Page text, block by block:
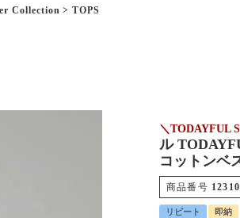
Collection
TOPS
＼TODAYFUL
ル
コットンベ
商品番号
リピート 即納